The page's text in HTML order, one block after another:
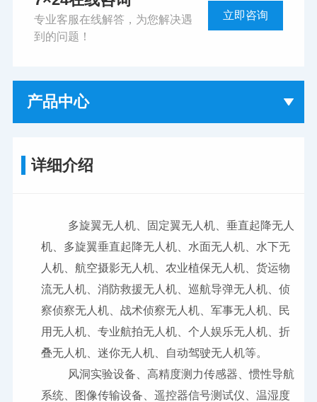
专业客服在线解答，为您解决遇
到的问题！
立即咨询
产品中心
详细介绍
多旋翼无人机、固定翼无人机、垂直起降无人
机、多旋翼垂直起降无人机、水面无人机、水下无
人机、航空摄影无人机、农业植保无人机、货运物
流无人机、消防救援无人机、巡航导弹无人机、侦
察侦察无人机、战术侦察无人机、军事无人机、民
用无人机、专业航拍无人机、个人娱乐无人机、折
叠无人机、迷你无人机、自动驾驶无人机等。
风洞实验设备、高精度测力传感器、惯性导航
系统、图像传输设备、遥控器信号测试仪、温湿度